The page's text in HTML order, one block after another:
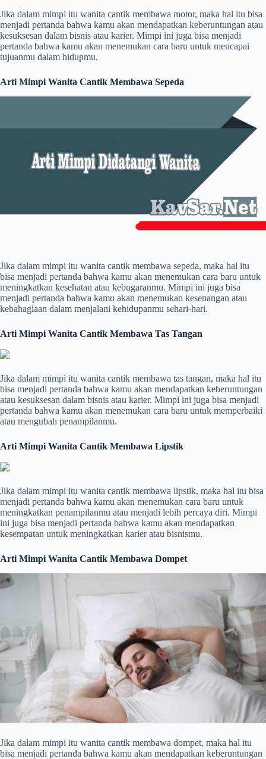
Jika dalam mimpi itu wanita cantik membawa motor, maka hal itu bisa
menjadi pertanda bahwa kamu akan mendapatkan keberuntungan atau
kesuksesan dalam bisnis atau karier. Mimpi ini juga bisa menjadi
pertanda bahwa kamu akan menemukan cara baru untuk mencapai
tujuanmu dalam hidupmu.
Arti Mimpi Wanita Cantik Membawa Sepeda
Jika dalam mimpi itu wanita cantik membawa sepeda, maka hal itu
bisa menjadi pertanda bahwa kamu akan menemukan cara baru untuk
meningkatkan kesehatan atau kebugaranmu. Mimpi ini juga bisa
menjadi pertanda bahwa kamu akan menemukan kesenangan atau
kebahagiaan dalam menjalani kehidupanmu sehari-hari.
Arti Mimpi Wanita Cantik Membawa Tas Tangan
Jika dalam mimpi itu wanita cantik membawa tas tangan, maka hal itu
bisa menjadi pertanda bahwa kamu akan mendapatkan keberuntungan
atau kesuksesan dalam bisnis atau karier. Mimpi ini juga bisa menjadi
pertanda bahwa kamu akan menemukan cara baru untuk memperbaiki
atau mengubah penampilanmu.
Arti Mimpi Wanita Cantik Membawa Lipstik
Jika dalam mimpi itu wanita cantik membawa lipstik, maka hal itu bisa
menjadi pertanda bahwa kamu akan menemukan cara baru untuk
meningkatkan penampilanmu atau menjadi lebih percaya diri. Mimpi
ini juga bisa menjadi pertanda bahwa kamu akan mendapatkan
kesempatan untuk meningkatkan karier atau bisnismu.
Arti Mimpi Wanita Cantik Membawa Dompet
Jika dalam mimpi itu wanita cantik membawa dompet, maka hal itu
bisa menjadi pertanda bahwa kamu akan mendapatkan keberuntungan